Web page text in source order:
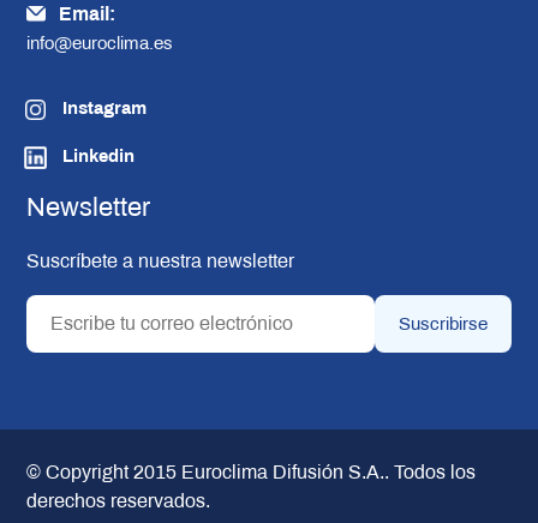
Email:
info@euroclima.es
Instagram
Linkedin
Newsletter
Suscríbete a nuestra newsletter
© Copyright 2015 Euroclima Difusión S.A.. Todos los
derechos reservados.